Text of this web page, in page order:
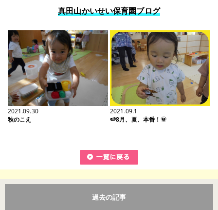
真田山かいせい保育園ブログ
2021.09.30
秋のこえ
2021.09.1
🍉8月、夏、本番！🌞
過去の記事